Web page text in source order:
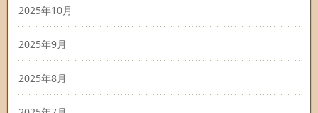
2025年10月
2025年9月
2025年8月